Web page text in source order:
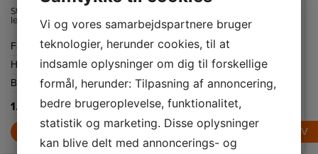
Støvsugeren
leveres med
AllFloor
mundstykke.
Den har også en
2-i-1 fuge- og
møbelmundstykke
og en støvbørste,
som alle
direkte på
støvsugeren.
Farve
Blå
Højde
238 mm
Bredde
437 mm
1.199,-
LÆG I KURV
for vandpletter
på tøj. Anti-dryp,
et bimetal inde i
strygejernet
forhindrer vand i
at komme ind i
når
temperaturen er
for lav.
Farve
Blå
Højde
145 mm
Bredde
127 mm
449,-
LÆG I KURV
muligheden kan
du nyde grundig
vask på kun
halvdelen af
tiden. For at
reducere
hovedprogram
med op til 50 %
skal du kun
trykke på
TimeSave-
knappen.
Farve
Højde
890 mm
Bredde 400 mm
5.399,-
LÆG I KURV
Vi og vores samarbejdspartnere bruger
teknologier, herunder cookies, til at
indsamle oplysninger om dig til forskellige
formål, herunder: Tilpasning af annoncering,
bedre brugeroplevelse, funktionalitet,
statistik og marketing. Disse oplysninger
kan blive delt med annoncerings- og